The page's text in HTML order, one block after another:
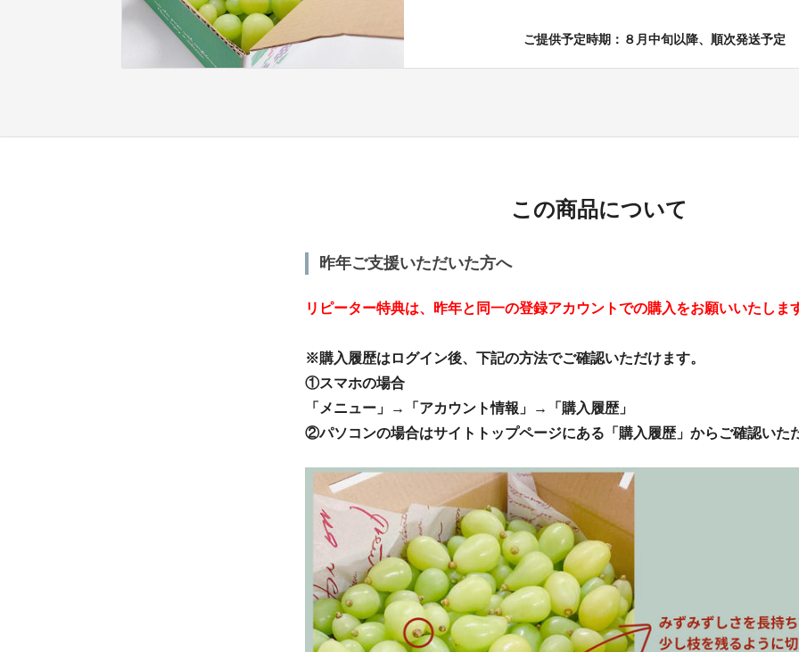
ご提供予定時期：８月中旬以降、順次発送予定
この商品について
昨年ご支援いただいた方へ
リピーター特典は、昨年と同一の登録アカウントでの購入をお願いいたしま
※購入履歴はログイン後、下記の方法でご確認いただけます。
①スマホの場合
「メニュー」→「アカウント情報」→「購入履歴」
②パソコンの場合はサイトトップページにある「購入履歴」からご確認いた